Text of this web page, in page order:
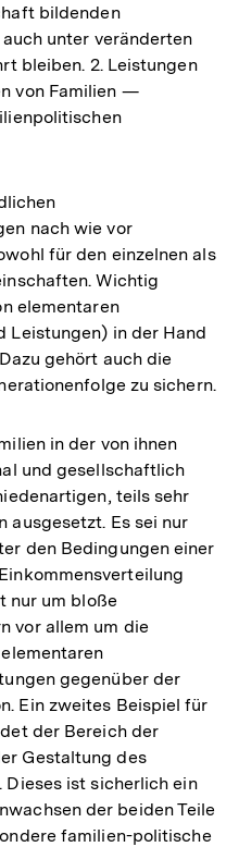
bildenden
unter veränderten
bleiben. 2. Leistungen
von Familien —
nach wie vor
für den einzelnen als
Wichtig
elementaren
Leistungen) in der Hand
gehört auch die
zu sichern.
in der von ihnen
und gesellschaftlich
teils sehr
ausgesetzt. Es sei nur
den Bedingungen einer
nur um bloße
vor allem um die
gegenüber der
Ein zweites Beispiel für
der Bereich der
Gestaltung des
Dieses ist sicherlich ein
der beiden Teile
familien-politische